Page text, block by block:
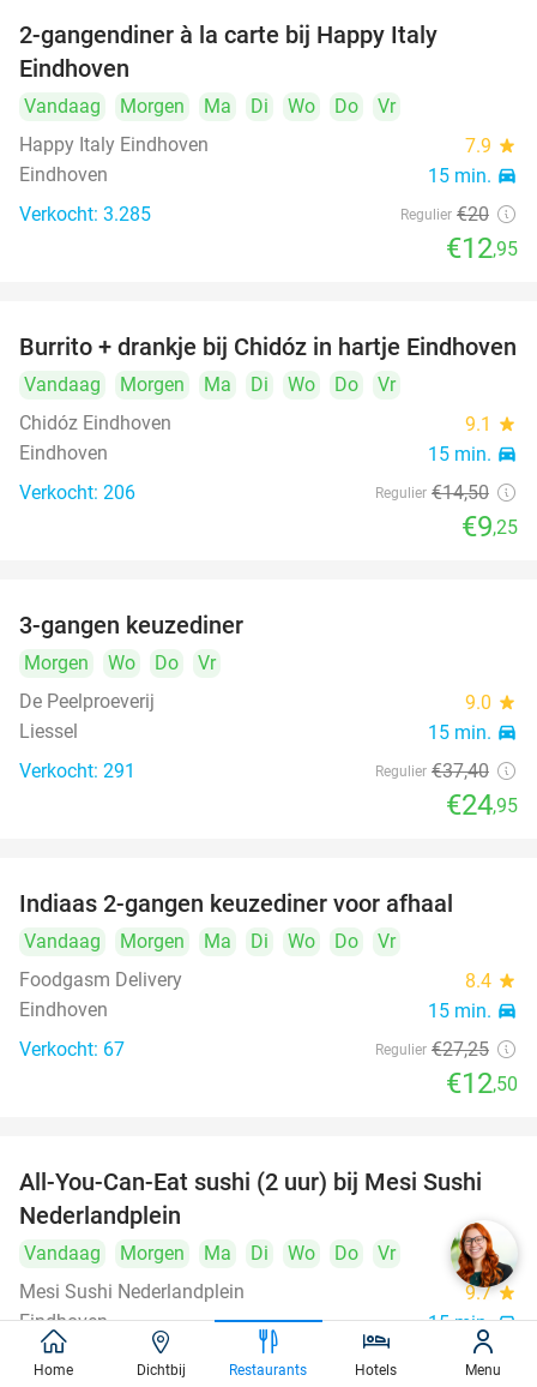
2-gangendiner à la carte bij Happy Italy
Eindhoven
Vandaag Morgen Ma Di Wo Do
Vr
Happy Italy Eindhoven
7.9 star
Eindhoven 15 min. directions_car
Verkocht: 3.285 Regulier €20
€12,95
36%
Burrito + drankje bij Chidóz in hartje Eindhoven
Vandaag Morgen Ma Di Wo Do
Vr
Chidóz Eindhoven
9.1 star
Eindhoven 15 min. directions_car
Verkocht: 206 Regulier €14,50
€9,25
3-gangen keuzediner
Morgen Wo Do
Vr
De Peelproeverij
9.0 star
Liessel 15 min. directions_car
Verkocht: 291 Regulier €37,40
€24,95
Indiaas 2-gangen keuzediner voor afhaal
Vandaag Morgen Ma Di Wo Do
Vr
Foodgasm Delivery
8.4 star
Eindhoven 15 min. directions_car
Verkocht: 67 Regulier €27,25
€12,50
21%
All-You-Can-Eat sushi (2 uur) bij Mesi Sushi
Nederlandplein
Vandaag Morgen Ma Di Wo Do
Vr
Mesi Sushi Nederlandplein
9.7star
Eindhoven 15 min.directions_car
Verkocht: 468 Regulier ,95
Home Dichtbij Restaurants Hotels Menu